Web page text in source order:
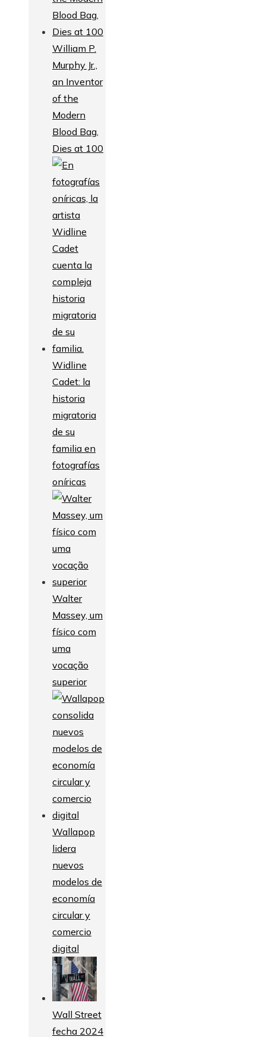
William P.
Murphy Jr.,
an Inventor
of the
Modern
Blood Bag,
Dies at 100
Widline
Cadet: la
historia
migratoria
de su
familia en
fotografías
oníricas
Walter
Massey, um
físico com
uma
vocação
superior
Wallapop
lidera
nuevos
modelos de
economía
circular y
comercio
digital
Wall Street
fecha 2024